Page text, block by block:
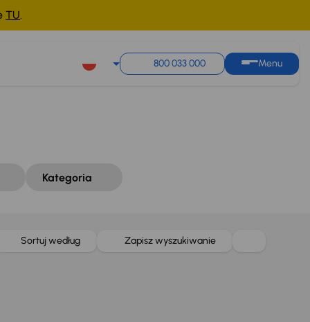
TU.
800 033 000 Menu
Kategoria
Sortuj według Zapisz wyszukiwanie